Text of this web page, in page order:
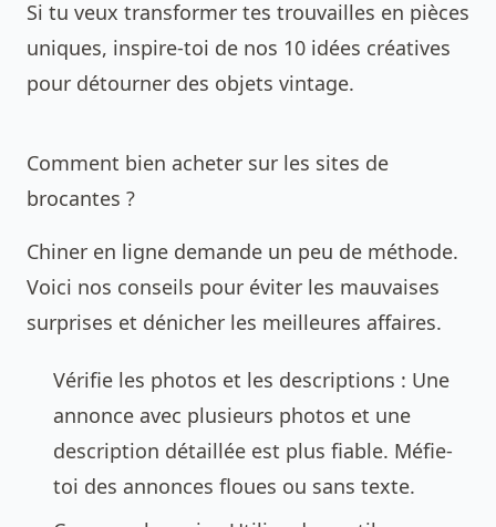
Si tu veux transformer tes trouvailles en pièces
uniques, inspire-toi de nos 10 idées créatives
pour détourner des objets vintage.
Comment bien acheter sur les sites de
brocantes ?
Chiner en ligne demande un peu de méthode.
Voici nos conseils pour éviter les mauvaises
surprises et dénicher les meilleures affaires.
Vérifie les photos et les descriptions : Une
annonce avec plusieurs photos et une
description détaillée est plus fiable. Méfie-
toi des annonces floues ou sans texte.